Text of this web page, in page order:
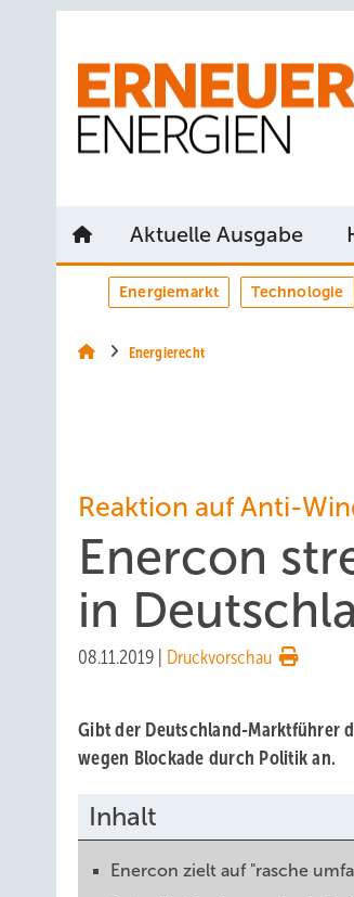
Aktuelle Ausgabe
Energiemarkt Technologie
Energierecht
Reaktion auf Anti-
Enercon
in
08.11.2019 Druckvorschau
Gibt der Deutschland-Marktführer
wegen Blockade durch Politik an.
Inhalt
Enercon zielt auf "rasche